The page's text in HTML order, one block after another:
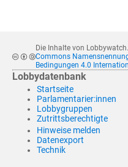
Die Inhalte von
Commons
Bedingungen 4.0
Lobbydatenbank
Startseite
Parlamentarier:innen
Lobbygruppen
Zutrittsberechtigte
Hinweise melden
Datenexport
Technik